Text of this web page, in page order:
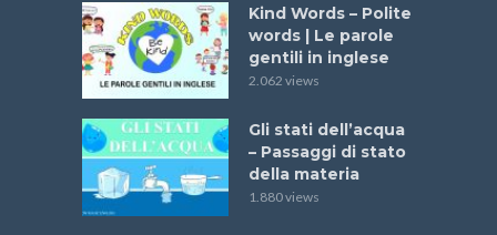
Kind Words – Polite
words | Le parole
gentili in inglese
2.062 views
Gli stati dell’acqua
– Passaggi di stato
della materia
1.880 views